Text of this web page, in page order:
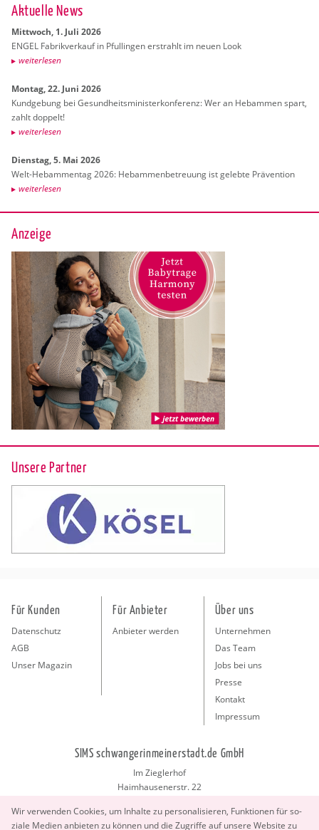
Ak­tu­el­le News
Mitt­woch, 1. Juli 2026
ENGEL Fa­brik­ver­kauf in Pful­lin­gen er­strahlt im neuen Look
wei­ter­le­sen
Mon­tag, 22. Juni 2026
Kund­ge­bung bei Ge­sund­heits­mi­nis­ter­kon­fe­renz: Wer an Heb­am­men spart,
zahlt dop­pelt!
wei­ter­le­sen
Diens­tag, 5. Mai 2026
Welt-Heb­am­men­tag 2026: Heb­am­men­be­treu­ung ist ge­leb­te Prä­ven­ti­on
wei­ter­le­sen
Anzeige
Unsere Partner
Wir ver­wen­den Coo­kies, um In­hal­te zu per­so­na­li­sie­ren, Funk­tio­nen für so­
zia­le Me­di­en an­bie­ten zu kön­nen und die Zu­grif­fe auf un­se­re Web­site zu
Für Kunden
Datenschutz
AGB
Unser Magazin
Für Anbieter
Anbieter werden
Über uns
Unternehmen
Das Team
Jobs bei uns
Presse
Kontakt
Impressum
SIMS schwangerinmeinerstadt.de GmbH
Im Zieglerhof
Haimhausenerstr. 22
info@schwangerinmeinerstadt.de